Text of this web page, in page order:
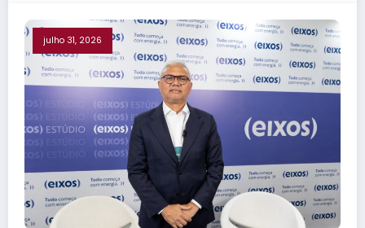
julho 31, 2026